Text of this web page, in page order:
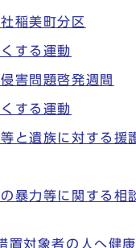
稲美町分区
する運動
害問題啓発週間
する運動
等と遺族に対する援
暴力等に関する相
置対象者の人へ健